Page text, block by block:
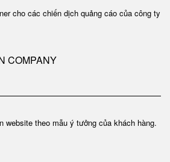
cho các chiến dịch quảng cáo của công ty
COMPANY
website theo mẫu ý tưởng của khách hàng.